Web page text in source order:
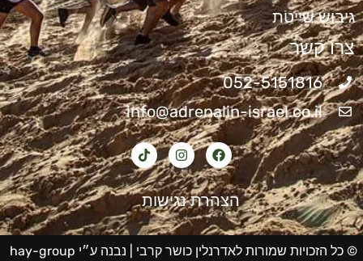
גיבוש שייטת
צרו קשר
052-5151816
info@adrenalin-israel.co.il
הצהרת נגישות
© כל הזכויות שמורות לאדרנלין כושר קרבי | נבנה ע״י hay-group